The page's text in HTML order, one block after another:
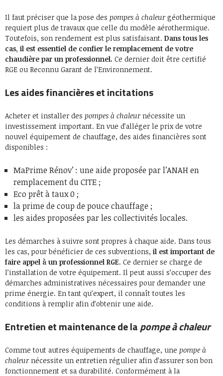
Il faut préciser que la pose des pompes à chaleurgéothermique
requiert plus de travaux que celle du modèle aérothermique.
Toutefois, son rendement est plus satisfaisant. Dans tous les
cas, il est essentiel de confier le remplacement de votre
chaudière par un professionnel. Ce dernier doit être certifié
RGE ou Reconnu Garant de l’Environnement.
Les aides financières et incitations
Acheter et installer des pompes à chaleurnécessite un
investissement important. En vue d’alléger le prix de votre
nouvel équipement de chauffage, des aides financières sont
disponibles :
MaPrime Rénov’ : une aide proposée par l’ANAH en
remplacement du CITE ;
Eco prêt à taux 0 ;
la prime de coup de pouce chauffage ;
les aides proposées par les collectivités locales.
Les démarches à suivre sont propres à chaque aide. Dans tous
les cas, pour bénéficier de ces subventions, il est important de
faire appel à un professionnel RGE. Ce dernier se charge de
l’installation de votre équipement. Il peut aussi s’occuper des
démarches administratives nécessaires pour demander une
prime énergie. En tant qu’expert, il connaît toutes les
conditions à remplir afin d’obtenir une aide.
Entretien et maintenance de lapompe à chaleur
Comme tout autres équipements de chauffage, une pompe à
chaleurnécessite un entretien régulier afin d’assurer son bon
fonctionnement et sa durabilité. Conformément à la